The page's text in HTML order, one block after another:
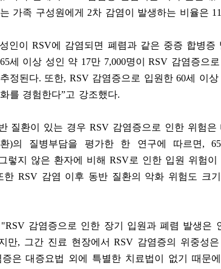
가족 구성원에게 2차 감염이 발생하는 비율은
인이RSV에 감염되면 폐렴과 같은 중증 합병증
65세 이상 성인 약 17만 7,000명이RSV 감염증으
정된다. 또한, RSV 감염증으로 입원한 60세 이상
를 경험한다”고 강조했다.
질환이 있는 경우RSV 감염증으로 인한 위험은
)의 질병부담을 평가한 한 연구에 따르면,
렇지 않은 환자에 비해 RSV로 인한 입원 위험이
한 RSV 감염 이후 동반 질환의 악화 위험도 크
"RSV 감염증으로 인한 장기 입원과 폐렴 발생은
만, 그간 진료 현장에서RSV 감염증의 위중성
증은 대증요법 외에 특별한 치료법이 없기 때문